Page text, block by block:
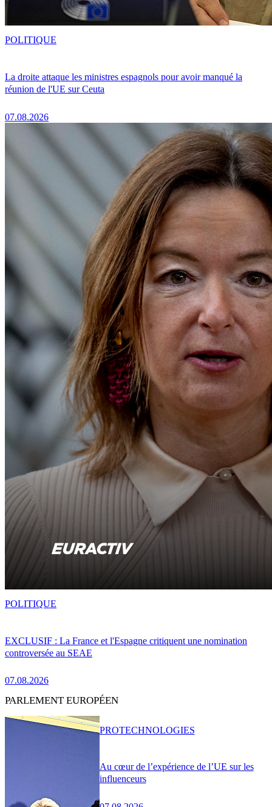
La droite attaque les ministres espagnols pour avoir manqué la
réunion de l'UE sur Ceuta
07.08.2026
POLITIQUE
EXCLUSIF : La France et l'Espagne critiquent une nomination
controversée au SEAE
07.08.2026
POLITIQUE
PARLEMENT EUROPÉEN
Au cœur de l’expérience de l’UE sur les
influenceurs
PROTECHNOLOGIES